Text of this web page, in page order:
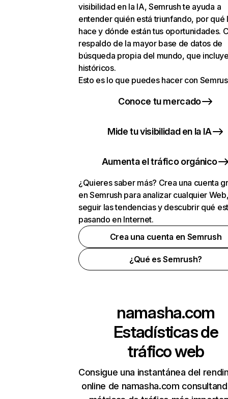
visibilidad en la IA, Semrush te ayuda a
entender quién está triunfando, por qué
hace y dónde están tus oportunidades.
respaldo de la mayor base de datos de
búsqueda propia del mundo, que
históricos.
Esto es lo que puedes hacer con
Conoce tu mercado
Mide tu visibilidad en la IA
Aumenta el tráfico orgánico
¿Quieres saber más? Crea una cuenta
en Semrush para analizar cualquier
seguir las tendencias y descubrir qué
pasando en Internet.
Crea una cuenta en Semrush
¿Qué es Semrush?
namasha.com
Estadísticas de
tráfico web
Consigue una instantánea del
online de namasha.com